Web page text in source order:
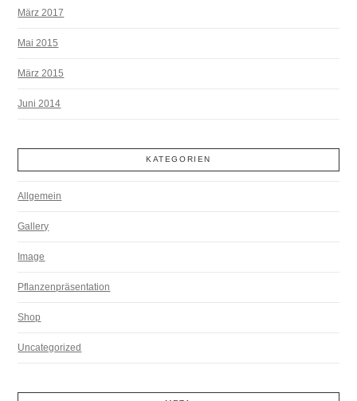
März 2017
Mai 2015
März 2015
Juni 2014
KATEGORIEN
Allgemein
Gallery
Image
Pflanzenpräsentation
Shop
Uncategorized